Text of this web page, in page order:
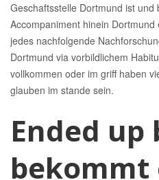
Geschaftsstelle Dortmund ist und
Accompaniment hinein
jedes nachfolgende
Dortmund via vorbildlichem
vollkommen oder im griff haben
glauben im stande sein.
Ended up
bekommt